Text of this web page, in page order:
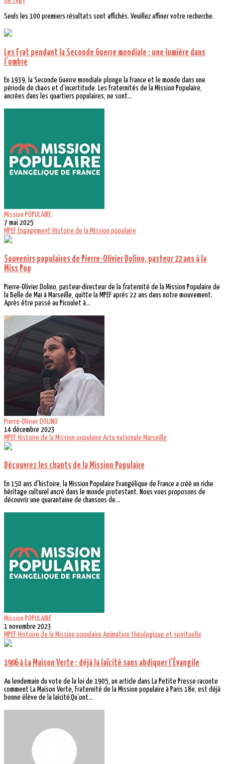
Seuls les 100 premiers résultats sont affichés. Veuillez affiner votre recherche.
Les Frat pendant la Seconde Guerre mondiale : une lumière dans
l’ombre
En 1939, la Seconde Guerre mondiale plonge la France et le monde dans une
période de chaos et d’incertitude. Les Fraternités de la Mission Populaire,
ancrées dans les quartiers populaires, ne sont...
Mission POPULAIRE
7 mai 2025
MPEF Engagement Histoire de la Mission populaire
Souvenirs populaires de Pierre-Olivier Dolino, pasteur 22 ans à la
Miss Pop
Pierre-Olivier Dolino, pasteur-directeur de la fraternité de la Mission Populaire de
la Belle de Mai à Marseille, quitte la MPEF après 22 ans dans notre mouvement.
Après être passé au Picoulet à...
Pierre-Olivier DOLINO
14 décembre 2023
MPEF Histoire de la Mission populaire Actu nationale Marseille
Découvrez les chants de la Mission Populaire
En 150 ans d'histoire, la Mission Populaire Evangélique de France a créé un riche
héritage culturel ancré dans le monde protestant. Nous vous proposons de
découvrir une quarantaine de chansons de...
Mission POPULAIRE
1 novembre 2023
MPEF Histoire de la Mission populaire Animation théologique et spirituelle
1906 à La Maison Verte : déjà la laïcité sans abdiquer l’Évangile
Au lendemain du vote de la loi de 1905, un article dans La Petite Presse raconte
comment La Maison Verte, Fraternité de la Mission populaire à Paris 18e, est déjà
bonne élève de la laïcité.Qu’ont...